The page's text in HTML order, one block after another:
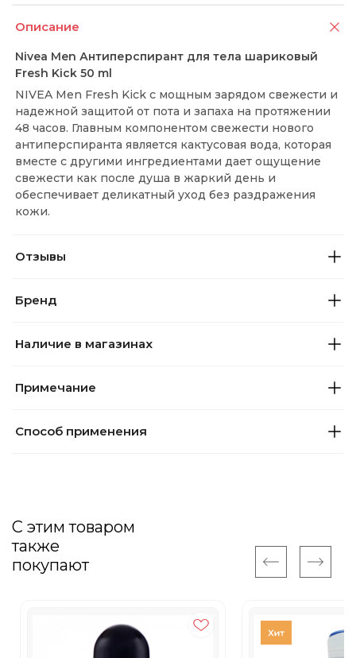
Описание
Nivea Men Антиперспирант для тела шариковый
Fresh Kick 50 ml
NIVEA Men Fresh Kick с мощным зарядом свежести и
надежной защитой от пота и запаха на протяжении
48 часов. Главным компонентом свежести нового
антиперспиранта является кактусовая вода, которая
вместе с другими ингредиентами дает ощущение
свежести как после душа в жаркий день и
обеспечивает деликатный уход без раздражения
кожи.
Отзывы
Бренд
Наличие в магазинах
Примечание
Способ применения
С этим товаром
также
покупают